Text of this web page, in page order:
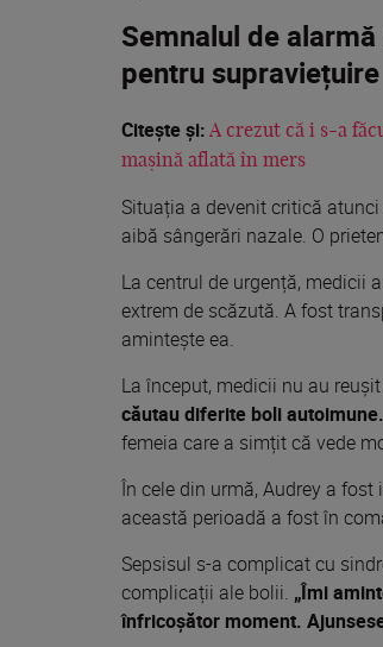
Semnalul de
pentru supraviețuire
Citește și: A crezut că i s-a
mașină aflată în mers
Situația a devenit critică
aibă sângerări nazale. O
La centrul de urgență, medicii
extrem de scăzută. A fost
amintește ea.
La început, medicii nu au
căutau diferite boli
femeia care a simțit că vede
În cele din urmă, Audrey a
această perioadă a fost în
Sepsisul s-a complicat cu
complicații ale bolii. „Îmi
înfricoșător moment.